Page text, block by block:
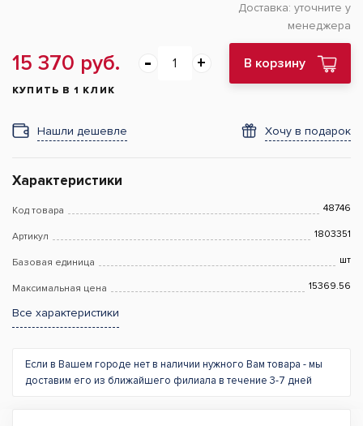
Доставка: уточните у
менеджера
15 370 руб. В корзину
КУПИТЬ В 1 КЛИК
Нашли дешевле Хочу в подарок
Характеристики
Код товара 48746
Артикул 1803351
Базовая единица шт
Максимальная цена 15369.56
Все характеристики
Если в Вашем городе нет в наличии нужного Вам товара - мы
доставим его из ближайшего филиала в течение 3-7 дней